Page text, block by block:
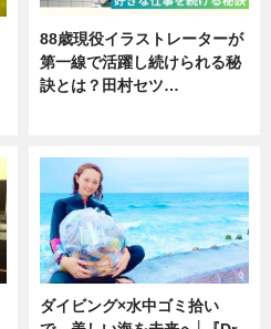
88歳現役イラストレーターが
第一線で活躍し続けられる秘
訣とは？田村セツ…
ダイビング×水中ゴミ拾い